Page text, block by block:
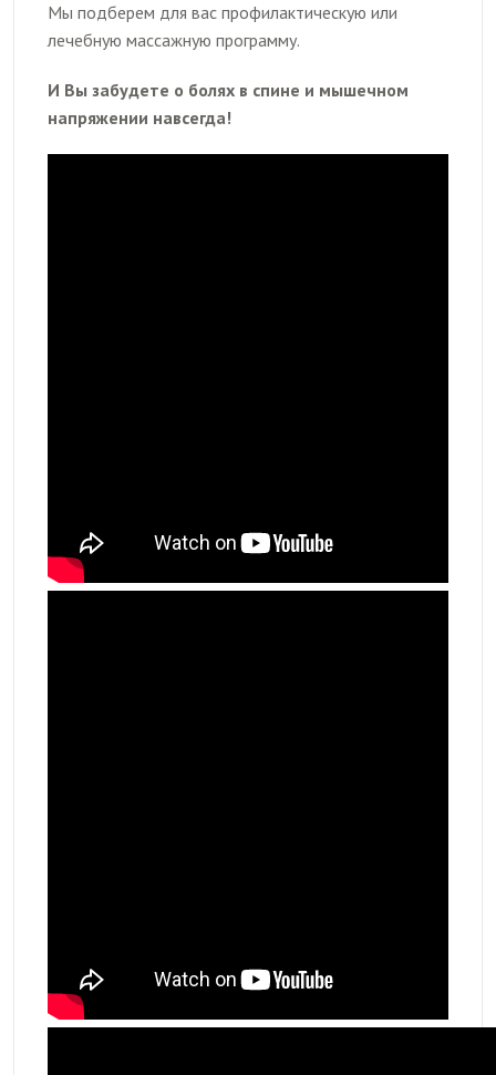
Мы подберем для вас профилактическую или
лечебную массажную программу.
И Вы забудете о болях в спине и мышечном
напряжении навсегда!